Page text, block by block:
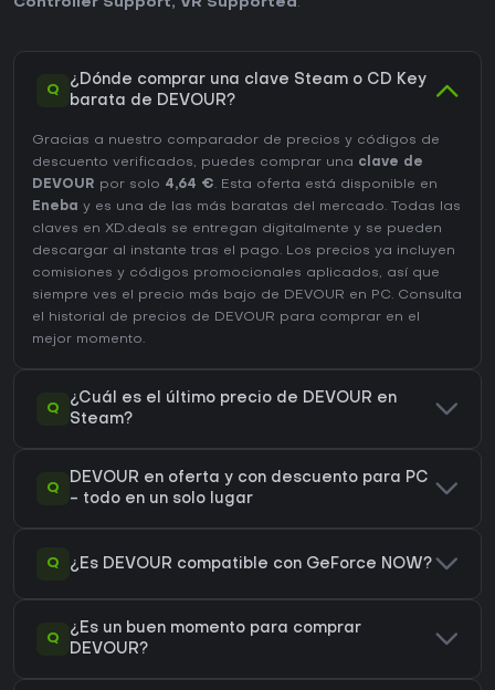
Controller Support, VR Supported .
Q
¿Dónde comprar una clave Steam o CD Key
barata de DEVOUR?
Gracias a nuestro comparador de precios y códigos de
descuento verificados, puedes comprar una clave de
DEVOUR por solo 4,64 €. Esta oferta está disponible en
Eneba y es una de las más baratas del mercado. Todas las
claves en XD.deals se entregan digitalmente y se pueden
descargar al instante tras el pago. Los precios ya incluyen
comisiones y códigos promocionales aplicados, así que
siempre ves el precio más bajo de DEVOUR en PC. Consulta
el
historial de precios de DEVOUR para comprar en el
mejor momento.
Q
¿Cuál es el último precio de DEVOUR en
Steam?
Q
DEVOUR en oferta y con descuento para PC
- todo en un solo lugar
Q ¿Es DEVOUR compatible con GeForce NOW?
Q
¿Es un buen momento para comprar
DEVOUR?